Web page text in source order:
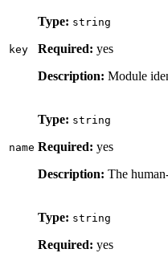
key
Type: string
Required: yes
Description: Module
name
Type: string
Required: yes
Description: The
Type: string
Required: yes